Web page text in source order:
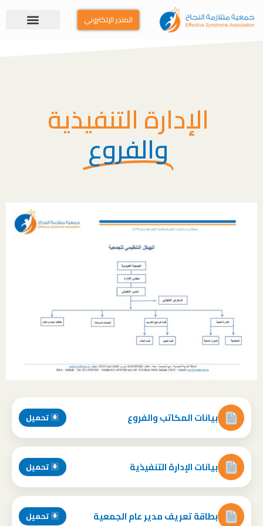
المتجر الإلكتروني
الإدارة التنفيذية
والفروع
بيانات المكاتب والفروع تحميل
بيانات الإدارة التنفيذية تحميل
بطاقة تعريف مدير عام الجمعية تحميل